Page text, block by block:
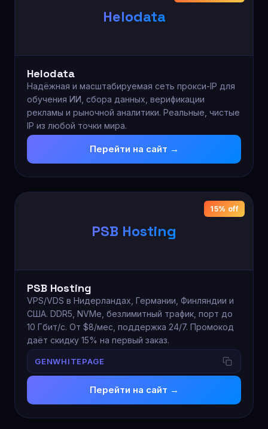
Helodata
Helodata
Надёжная и масштабируемая сеть прокси-IP для
обучения ИИ, сбора данных, верификации
рекламы и рыночной аналитики. Реальные, чистые
IP из любой точки мира.
Перейти на сайт →
PSB Hosting
15% off
PSB Hosting
VPS/VDS в Нидерландах, Германии, Финляндии и
США. DDR5, NVMe, безлимитный трафик, порт до
10 Гбит/с. От $8/мес, поддержка 24/7. Промокод
даёт скидку 15% на первый заказ.
GENWHITEPAGE
Перейти на сайт →